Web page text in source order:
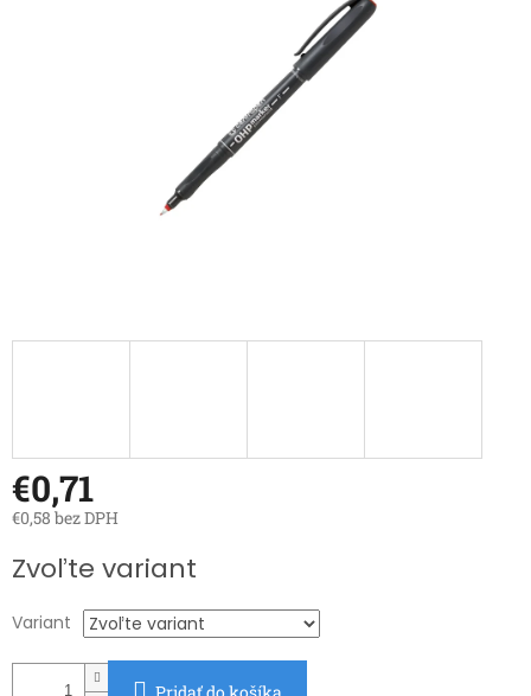
€0,71
€0,58 bez DPH
cena:
Zvoľte variant
Variant